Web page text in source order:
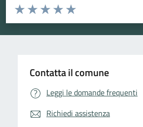
Valuta da 1 a 5 stelle la pagina
Valuta 5 stelle su 5
Valuta 4 stelle su 5
Valuta 3 stelle su 5
Valuta 2 stelle su 5
Valuta 1 stelle su 5
Contatta il comune
Leggi le domande frequenti
Richiedi assistenza